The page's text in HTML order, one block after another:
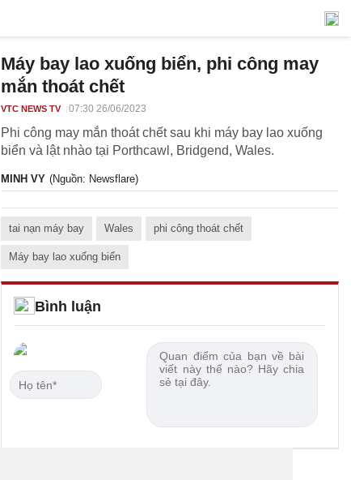
Máy bay lao xuống biển, phi công may
mắn thoát chết
VTC NEWS TV 07:30 26/06/2023
Phi công may mắn thoát chết sau khi máy bay lao xuống
biển và lật nhào tại Porthcawl, Bridgend, Wales.
MINH VY (Nguồn: Newsflare)
tai nạn máy bay Wales phi công thoát chết
Máy bay lao xuống biển
Bình luận